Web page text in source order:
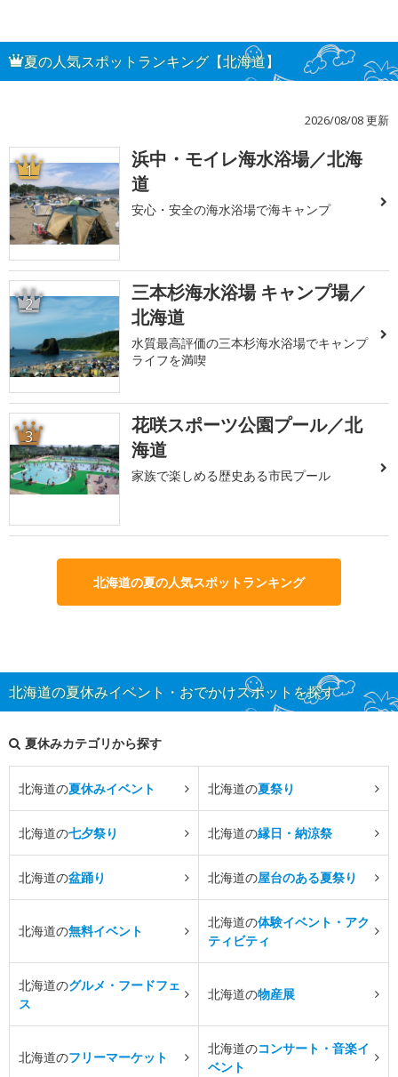
夏の人気スポットランキング【北海道】
2026/08/08 更新
1
浜中・モイレ海水浴場／北海
道
安心・安全の海水浴場で海キャンプ
2
三本杉海水浴場 キャンプ場／
北海道
水質最高評価の三本杉海水浴場でキャンプ
ライフを満喫
3
花咲スポーツ公園プール／北
海道
家族で楽しめる歴史ある市民プール
北海道の夏の人気スポットランキング
北海道の夏休みイベント・おでかけスポットを探す
夏休みカテゴリから探す
北海道の夏休みイベント 北海道の夏祭り
北海道の七夕祭り 北海道の縁日・納涼祭
北海道の盆踊り 北海道の屋台のある夏祭り
北海道の無料イベント
北海道の体験イベント・アク
ティビティ
北海道のグルメ・フードフェ
ス
北海道の物産展
北海道のフリーマーケット
北海道のコンサート・音楽イ
ベント